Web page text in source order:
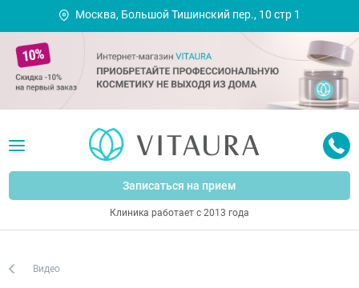
Москва, Большой Тишинский пер., 10 стр 1
Записаться на прием
Клиника работает с 2013 года
Видео